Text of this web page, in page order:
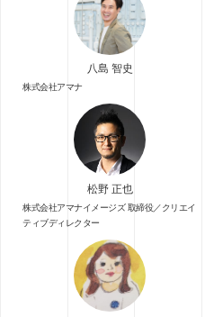
八島 智史
株式会社アマナ
松野 正也
株式会社アマナイメージズ 取締役／クリエイ
ティブディレクター